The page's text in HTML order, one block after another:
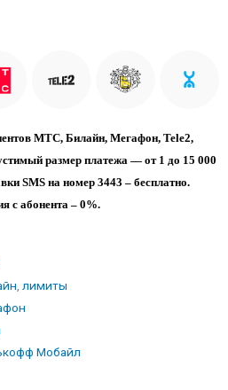
МТС, Билайн, Мегафон, Tele2,
размер платежа — от 1 до 15 000
SMS на номер 3443 – бесплатно.
с абонента – 0%.
лимиты
Мобайл